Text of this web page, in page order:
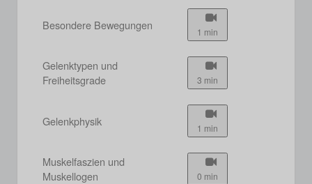
Besondere Bewegungen 1 min
Gelenktypen und
Freiheitsgrade
3 min
Gelenkphysik 1 min
Muskelfaszien und
Muskellogen
0 min